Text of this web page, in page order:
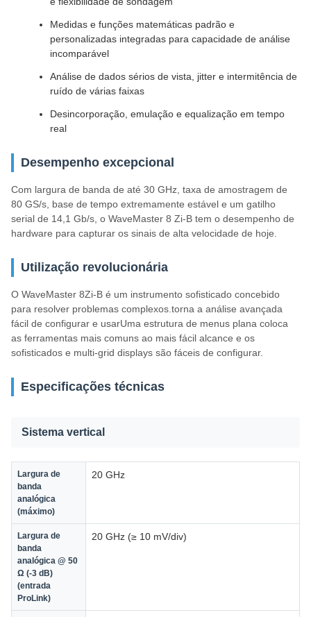
Medidas e funções matemáticas padrão e
personalizadas integradas para capacidade de análise
incomparável
Análise de dados sérios de vista, jitter e intermitência de
ruído de várias faixas
Desincorporação, emulação e equalização em tempo
real
Desempenho excepcional
Com largura de banda de até 30 GHz, taxa de amostragem de
80 GS/s, base de tempo extremamente estável e um gatilho
serial de 14,1 Gb/s, o WaveMaster 8 Zi-B tem o desempenho de
hardware para capturar os sinais de alta velocidade de hoje.
Utilização revolucionária
O WaveMaster 8Zi-B é um instrumento sofisticado concebido
para resolver problemas complexos.torna a análise avançada
fácil de configurar e usarUma estrutura de menus plana coloca
as ferramentas mais comuns ao mais fácil alcance e os
sofisticados e multi-grid displays são fáceis de configurar.
Especificações técnicas
Sistema vertical
Largura de
banda
analógica
(máximo)
20 GHz
Largura de
banda
analógica @ 50
Ω (-3 dB)
(entrada
ProLink)
20 GHz (≥ 10 mV/div)